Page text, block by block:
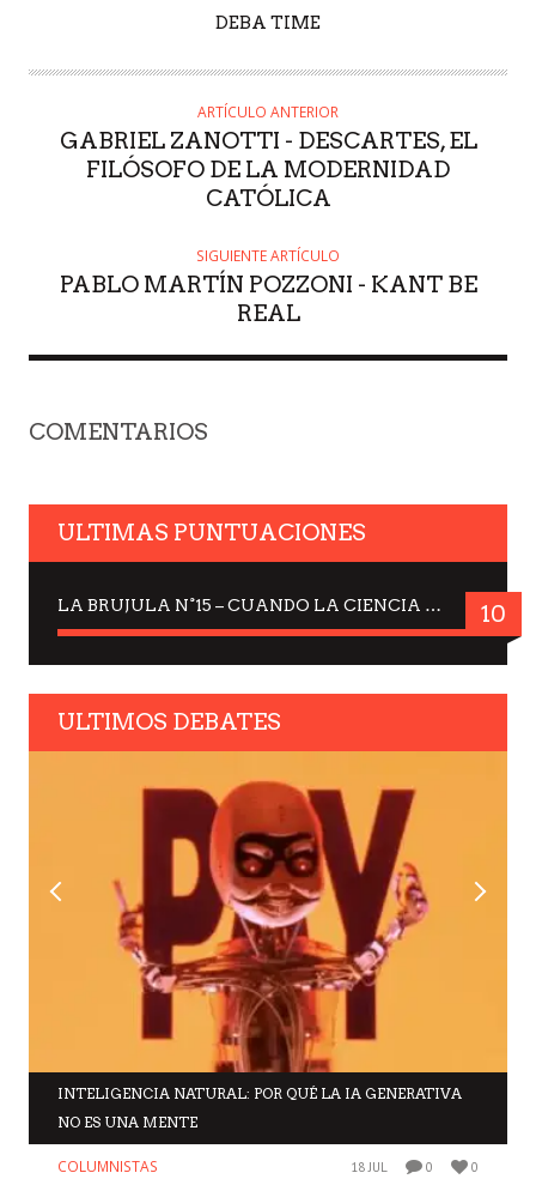
DEBA TIME
ARTÍCULO ANTERIOR
GABRIEL ZANOTTI - DESCARTES, EL
FILÓSOFO DE LA MODERNIDAD
CATÓLICA
SIGUIENTE ARTÍCULO
PABLO MARTÍN POZZONI - KANT BE
REAL
COMENTARIOS
ULTIMAS PUNTUACIONES
LA BRUJULA N°15 – CUANDO LA CIENCIA MIRA AL CIELO, DRA. ELISABETH KÜBLER-ROSS 10
ULTIMOS DEBATES
INTELIGENCIA NATURAL: POR QUÉ LA IA GENERATIVA
NO ES UNA MENTE
COLUMNISTAS 18 JUL 0 0